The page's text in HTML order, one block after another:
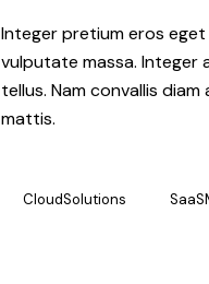
Integer pretium eros
vulputate massa. Integer
tellus. Nam convallis
mattis.
CloudSolutions